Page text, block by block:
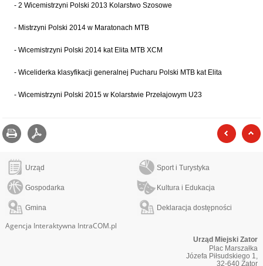
- 2 Wicemistrzyni Polski 2013 Kolarstwo Szosowe
- Mistrzyni Polski 2014 w Maratonach MTB
- Wicemistrzyni Polski 2014 kat Elita MTB XCM
- Wiceliderka klasyfikacji generalnej Pucharu Polski MTB kat Elita
- Wicemistrzyni Polski 2015 w Kolarstwie Przełajowym U23
Drukuj
Urząd Sport i Turystyka
Gospodarka Kultura i Edukacja
Gmina Deklaracja dostępności
Agencja Interaktywna IntraCOM.pl
Urząd Miejski Zator
Plac Marszałka
Józefa Piłsudskiego 1,
32-640 Zator